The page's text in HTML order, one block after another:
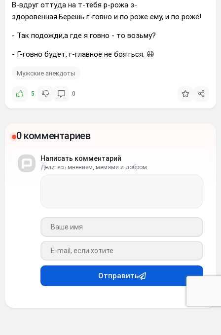
В-вдруг оттуда на т-тебя р-рожа з-
здоровенная.Берешь г-говно и по роже ему, и по роже!
- Так подожди,а где я говно - то возьму?
- Г-говно будет, г-главное не бояться. 😃
Мужские анекдоты
5 0
0 комментариев
Написать комментарий
Делитесь мнением, мемами и добром
Ваше имя
Ваш e-mail
Отправить